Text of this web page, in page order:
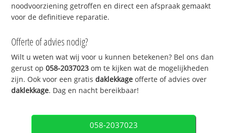
noodvoorziening getroffen en direct een afspraak gemaakt
voor de definitieve reparatie.
Offerte of advies nodig?
Wilt u weten wat wij voor u kunnen betekenen? Bel ons dan
gerust op058-2037023 om te kijken wat de mogelijkheden
zijn. Ook voor een gratisdaklekkage offerte of advies over
daklekkage. Dag en nacht bereikbaar!
058-2037023